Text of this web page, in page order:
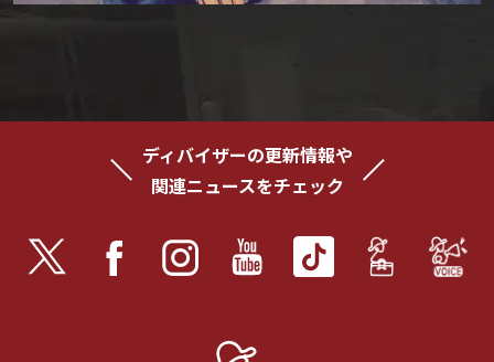
ディバイザーの更新情報や
関連ニュースをチェック